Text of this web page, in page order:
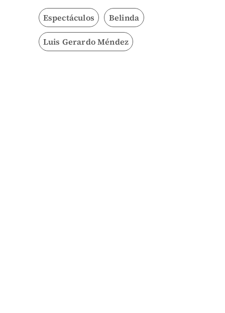
Espectáculos Belinda
Luis Gerardo Méndez